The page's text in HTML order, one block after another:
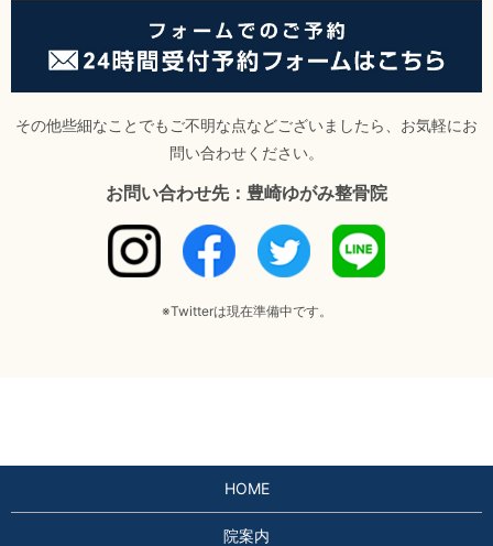
その他些細なことでもご不明な点などございましたら、お気軽にお
問い合わせください。
お問い合わせ先：豊崎ゆがみ整骨院
※Twitterは現在準備中です。
HOME
院案内